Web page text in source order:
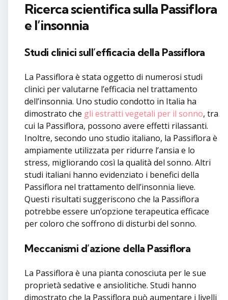
Ricerca scientifica sulla Passiflora
e l’insonnia
Studi clinici sull’efficacia della Passiflora
La Passiflora è stata oggetto di numerosi studi
clinici per valutarne l’efficacia nel trattamento
dell’insonnia. Uno studio condotto in Italia ha
dimostrato che gli estratti vegetali per il sonno, tra
cui la Passiflora, possono avere effetti rilassanti.
Inoltre, secondo uno studio italiano, la Passiflora è
ampiamente utilizzata per ridurre l’ansia e lo
stress, migliorando così la qualità del sonno. Altri
studi italiani hanno evidenziato i benefici della
Passiflora nel trattamento dell’insonnia lieve.
Questi risultati suggeriscono che la Passiflora
potrebbe essere un’opzione terapeutica efficace
per coloro che soffrono di disturbi del sonno.
Meccanismi d’azione della Passiflora
La Passiflora è una pianta conosciuta per le sue
proprietà sedative e ansiolitiche. Studi hanno
dimostrato che la Passiflora può aumentare i livelli